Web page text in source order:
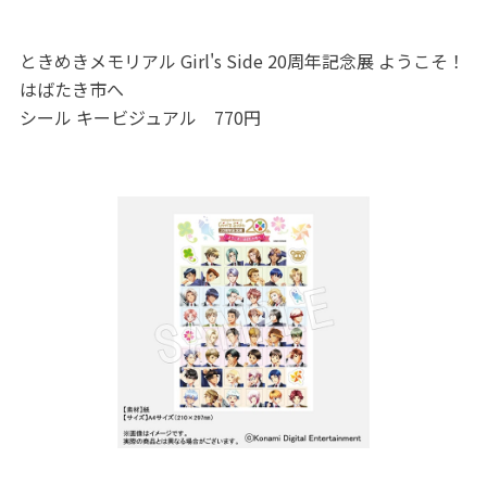
ときめきメモリアル Girl's Side 20周年記念展 ようこそ！
はばたき市へ
シール キービジュアル 770円